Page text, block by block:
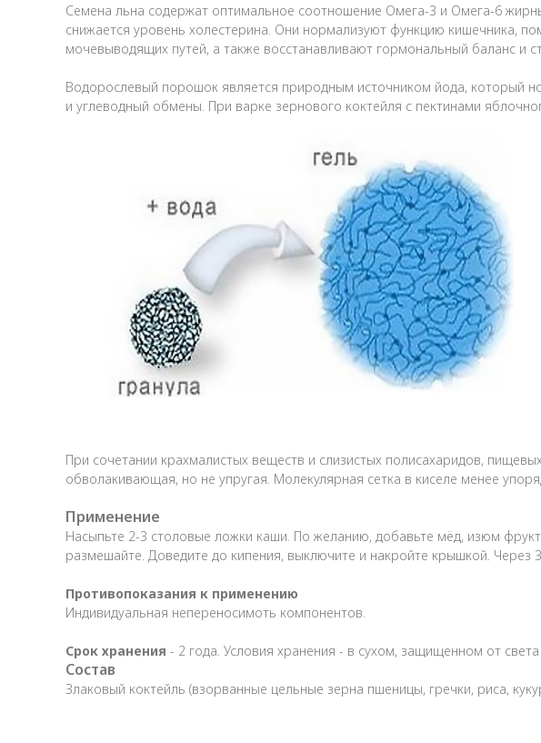
Семена льна содержат оптимальное соотношение Омега-3 и Омега-6
снижается уровень холестерина. Они нормализуют функцию кишечника,
мочевыводящих путей, а также восстанавливают гормональный баланс и
Водорослевый порошок является природным источником йода, который
и углеводный обмены. При варке зернового коктейля с пектинами
При сочетании крахмалистых веществ и слизистых полисахаридов,
обволакивающая, но не упругая. Молекулярная сетка в киселе менее
Применение
Насыпьте 2-3 столовые ложки каши. По желанию, добавьте мёд, изюм
размешайте. Доведите до кипения, выключите и накройте крышкой. Через
Противопоказания к применению
Индивидуальная непереносимоть компонентов.
Срок хранения - 2 года. Условия хранения - в сухом, защищенном от
Состав
Злаковый коктейль (взорванные цельные зерна пшеницы, гречки, риса,